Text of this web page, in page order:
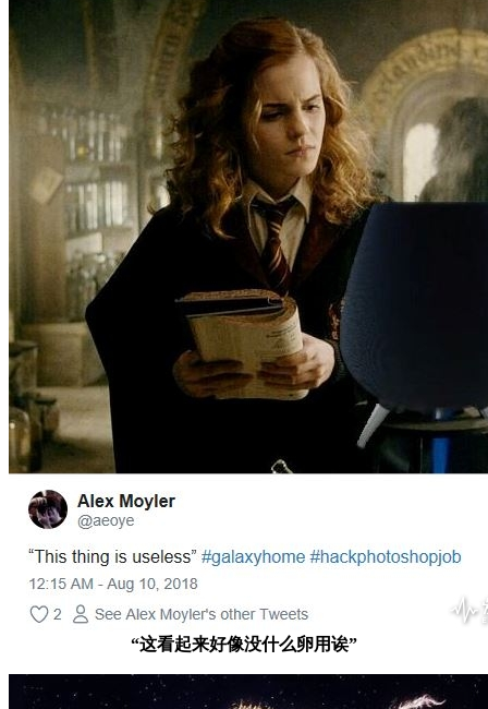
“这看起来好像没什么卵用诶”